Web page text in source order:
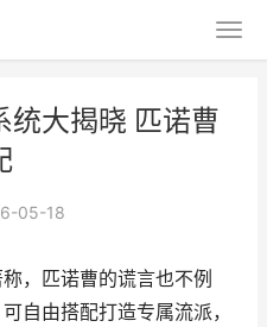
统大揭晓 匹诺曹
05-18
，匹诺曹的谎言也不例
自由搭配打造专属流派，